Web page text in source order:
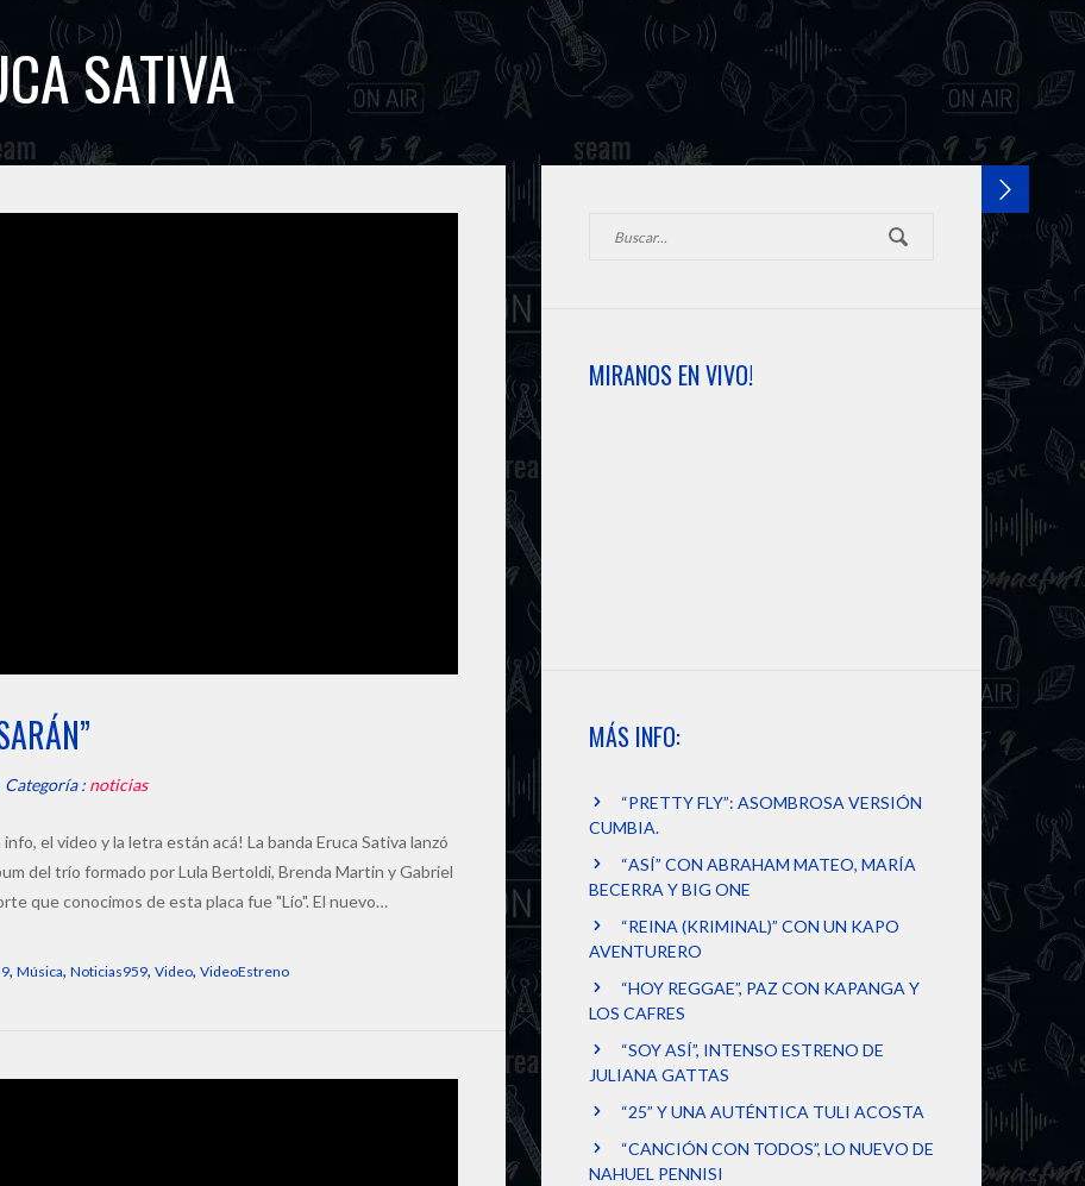
SATIVA
Categoría : noticias
el video y la letra están acá! La banda Eruca Sativa lanzó
del trío formado por Lula Bertoldi, Brenda Martin y Gabriel
que conocimos de esta placa fue "Lío". El nuevo…
, Música, Noticias959, Video, VideoEstreno
MIRANOS EN VIVO!
MÁS INFO:
“PRETTY FLY”: ASOMBROSA VERSIÓN
CUMBIA.
“ASÍ” CON ABRAHAM MATEO, MARÍA
BECERRA Y BIG ONE
“REINA (KRIMINAL)” CON UN KAPO
AVENTURERO
“HOY REGGAE”, PAZ CON KAPANGA Y
LOS CAFRES
“SOY ASÍ”, INTENSO ESTRENO DE
JULIANA GATTAS
“25” Y UNA AUTÉNTICA TULI ACOSTA
“CANCIÓN CON TODOS”, LO NUEVO DE
NAHUEL PENNISI